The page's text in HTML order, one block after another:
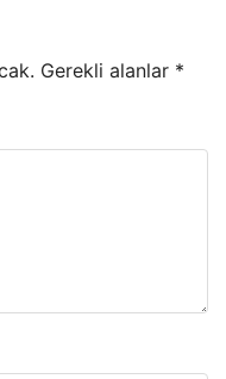
Gerekli alanlar *